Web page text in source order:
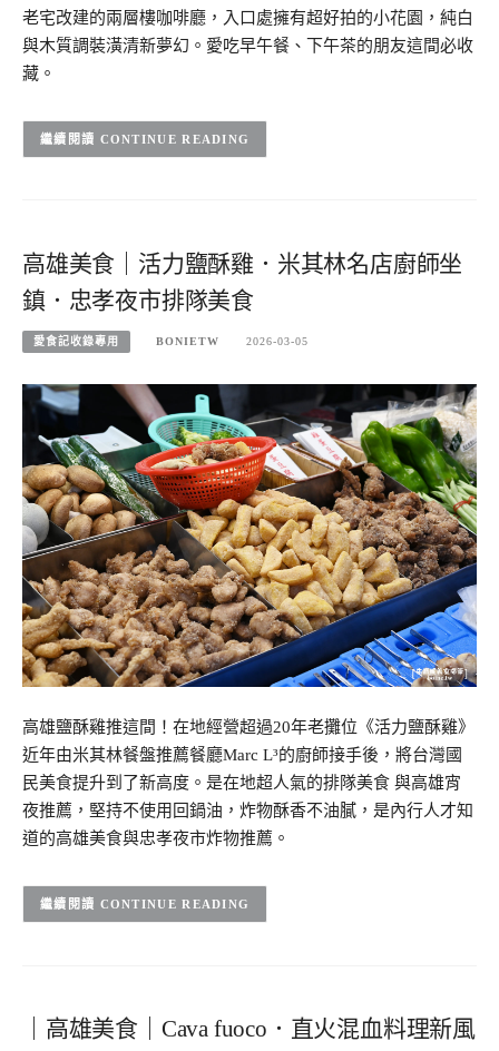
老宅改建的兩層樓咖啡廳，入口處擁有超好拍的小花園，純白
與木質調裝潢清新夢幻。愛吃早午餐、下午茶的朋友這間必收
藏。
CONTINUE READING
高雄美食｜活力鹽酥雞．米其林名店廚師坐
鎮．忠孝夜市排隊美食
愛食記收錄專用 BONIETW 2026-03-05
高雄鹽酥雞推這間！在地經營超過20年老攤位《活力鹽酥雞》
近年由米其林餐盤推薦餐廳Marc L³的廚師接手後，將台灣國
民美食提升到了新高度。是在地超人氣的排隊美食 與高雄宵
夜推薦，堅持不使用回鍋油，炸物酥香不油膩，是內行人才知
道的高雄美食與忠孝夜市炸物推薦。
CONTINUE READING
｜高雄美食｜Cava fuoco．直火混血料理新風